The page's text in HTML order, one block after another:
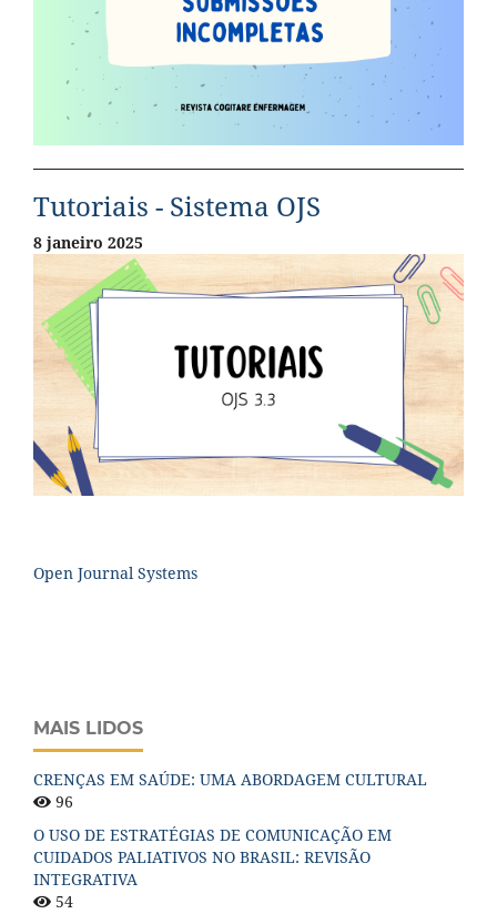
Tutoriais - Sistema OJS
8 janeiro 2025
Open Journal Systems
MAIS LIDOS
CRENÇAS EM SAÚDE: UMA ABORDAGEM CULTURAL
96
O USO DE ESTRATÉGIAS DE COMUNICAÇÃO EM
CUIDADOS PALIATIVOS NO BRASIL: REVISÃO
INTEGRATIVA
54